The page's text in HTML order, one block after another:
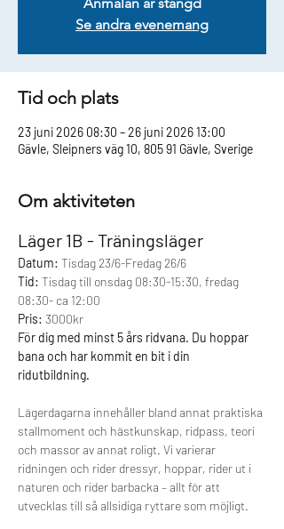
Se andra evenemang
Tid och plats
23 juni 2026 08:30 – 26 juni 2026 13:00
Gävle, Sleipners väg 10, 805 91 Gävle, Sverige
Om aktiviteten
Läger 1B - Träningsläger
Datum: Tisdag 23/6-Fredag 26/6
Tid: Tisdag till onsdag 08:30-15:30, fredag
08:30- ca 12:00
Pris: 3000kr
För dig med minst 5 års ridvana. Du hoppar
bana och har kommit en bit i din
ridutbildning.
Lägerdagarna innehåller bland annat praktiska
stallmoment och hästkunskap, ridpass, teori
och massor av annat roligt. Vi varierar
ridningen och rider dressyr, hoppar, rider ut i
naturen och rider barbacka – allt för att
utvecklas till så allsidiga ryttare som möjligt.